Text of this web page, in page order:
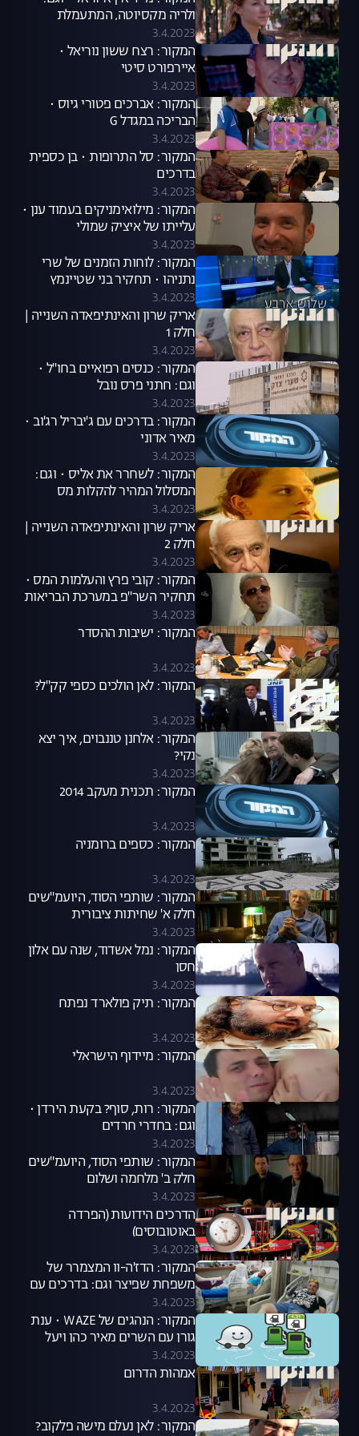
ולריה מקסיוטה, המתעמלת
שאהבנו לצלוב
3.4.2023
המקור: רצח ששון נוריאל •
איירפורט סיטי
3.4.2023
המקור: אברכים פטורי גיוס •
הבריכה במגדל G
3.4.2023
המקור: סל התרופות • בן כספית
בדרכים
3.4.2023
המקור: מילואימניקים בעמוד ענן •
עלייתו של איציק שמולי
3.4.2023
המקור: לוחות הזמנים של שרי
נתניהו • תחקיר בני שטיינמץ
3.4.2023
אריק שרון והאינתיפאדה השנייה |
חלק 1
3.4.2023
המקור: כנסים רפואיים בחו"ל •
וגם: חתני פרס נובל
3.4.2023
המקור: בדרכים עם ג'יבריל רג'וב •
מאיר אדוני
3.4.2023
המקור: לשחרר את אליס • וגם:
המסלול המהיר להקלות מס
3.4.2023
אריק שרון והאינתיפאדה השנייה |
חלק 2
3.4.2023
המקור: קובי פרץ והעלמות המס •
תחקיר השר"פ במערכת הבריאות
3.4.2023
המקור: ישיבות ההסדר
3.4.2023
המקור: לאן הולכים כספי קק"ל?
3.4.2023
המקור: אלחנן טננבוים, איך יצא
נקי?
3.4.2023
המקור: תכנית מעקב 2014
3.4.2023
המקור: כספים ברומניה
3.4.2023
המקור: שותפי הסוד, היועמ"שים
חלק א' שחיתות ציבורית
3.4.2023
המקור: נמל אשדוד, שנה עם אלון
חסן
3.4.2023
המקור: תיק פולארד נפתח
3.4.2023
המקור: מיידוף הישראלי
3.4.2023
המקור: רות, סוף? בקעת הירדן •
וגם: בחדרי חרדים
3.4.2023
המקור: שותפי הסוד, היועמ"שים
חלק ב' מלחמה ושלום
3.4.2023
הדרכים הידועות (הפרדה
באוטובוסים)
3.4.2023
המקור: הדז'ה-וו המצמרר של
משפחת שפיצר וגם: בדרכים עם
טרכטנברג
3.4.2023
המקור: הנהגים של WAZE • ענת
גורן עם השרים מאיר כהן ויעל
גרמן
3.4.2023
אמהות הדרום
3.4.2023
המקור: לאן נעלם מישה פלקוב?